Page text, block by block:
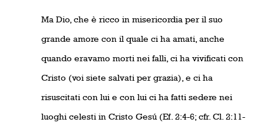
Ma Dio, che è ricco in misericordia per il suo
grande amore con il quale ci ha amati, anche
quando eravamo morti nei falli, ci ha vivificati con
Cristo (voi siete salvati per grazia), e ci ha
risuscitati con lui e con lui ci ha fatti sedere nei
luoghi celesti in Cristo Gesú (Ef. 2:4-6; cfr. Cl. 2:11-